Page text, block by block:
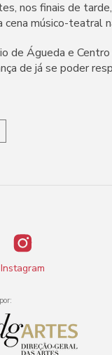
nos finais de
cena músico-teatral
de Águeda e
de já se poder
Instagram